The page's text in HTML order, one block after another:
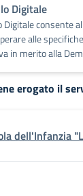
Digitale
Digitale consente
alle
in merito alla
erogato il
dell'Infanzia